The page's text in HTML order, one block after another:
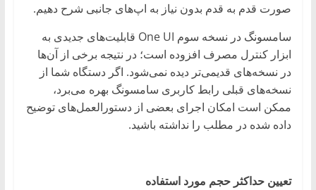
صورت قدم به قدم بدون نیاز به اپ‌های جانبی شرح دهیم.
سامسونگ در نسخه سوم One UI قابلیت‌های جدیدی به
ابزار کنترل مصرف افزوده است؛ در نتیجه برخی از آن‌ها
در نسخه‌های قدیمی‌تر دیده نمی‌شود. اگر دستگاه شما از
نسخه‌های قبلی رابط کاربری سامسونگ بهره می‌برد،
ممکن است امکان اجرای بعضی از دستورالعمل‌های توضیح
داده شده در مطلب را نداشته باشید.
تعیین حداکثر حجم مورد استفاده